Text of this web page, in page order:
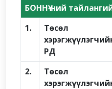
БОННҮ-ний
1.
Төсөл
РД
2.
Төсөл